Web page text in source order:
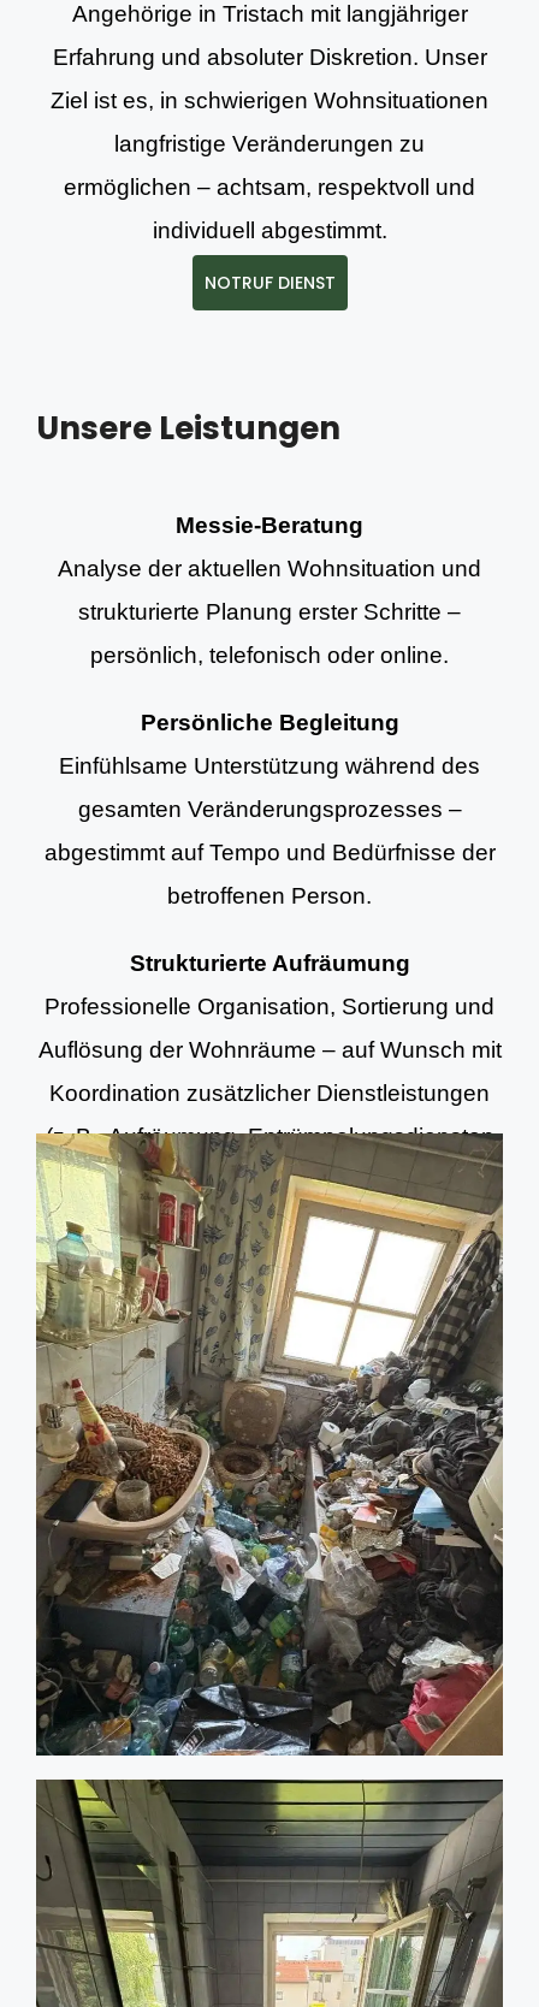
Angehörige in Tristach mit langjähriger
Erfahrung und absoluter Diskretion. Unser
Ziel ist es, in schwierigen Wohnsituationen
langfristige Veränderungen zu
ermöglichen – achtsam, respektvoll und
individuell abgestimmt.
NOTRUF DIENST
Unsere Leistungen
Messie-Beratung
Analyse der aktuellen Wohnsituation und
strukturierte Planung erster Schritte –
persönlich, telefonisch oder online.
Persönliche Begleitung
Einfühlsame Unterstützung während des
gesamten Veränderungsprozesses –
abgestimmt auf Tempo und Bedürfnisse der
betroffenen Person.
Strukturierte Aufräumung
Professionelle Organisation, Sortierung und
Auflösung der Wohnräume – auf Wunsch mit
Koordination zusätzlicher Dienstleistungen
(z. B. Aufräumung, Entrümpelungsdiensten
und Grundreinigung).